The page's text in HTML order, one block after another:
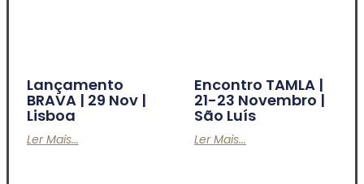
Lançamento
BRAVA | 29 Nov |
Lisboa
Ler Mais...
Encontro TAMLA |
21-23 Novembro |
São Luís
Ler Mais...